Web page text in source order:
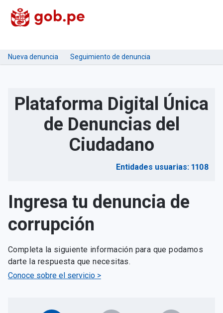
Nueva denuncia Seguimiento de denuncia
Plataforma Digital Única
de Denuncias del
Ciudadano
Entidades usuarias: 1108
Ingresa tu denuncia de
corrupción
Completa la siguiente información para que podamos
darte la respuesta que necesitas.
Conoce sobre el servicio >